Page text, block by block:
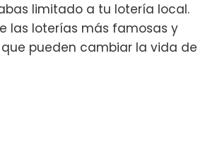
limitado a tu lotería local.
las loterías más famosas y
pueden cambiar la vida de